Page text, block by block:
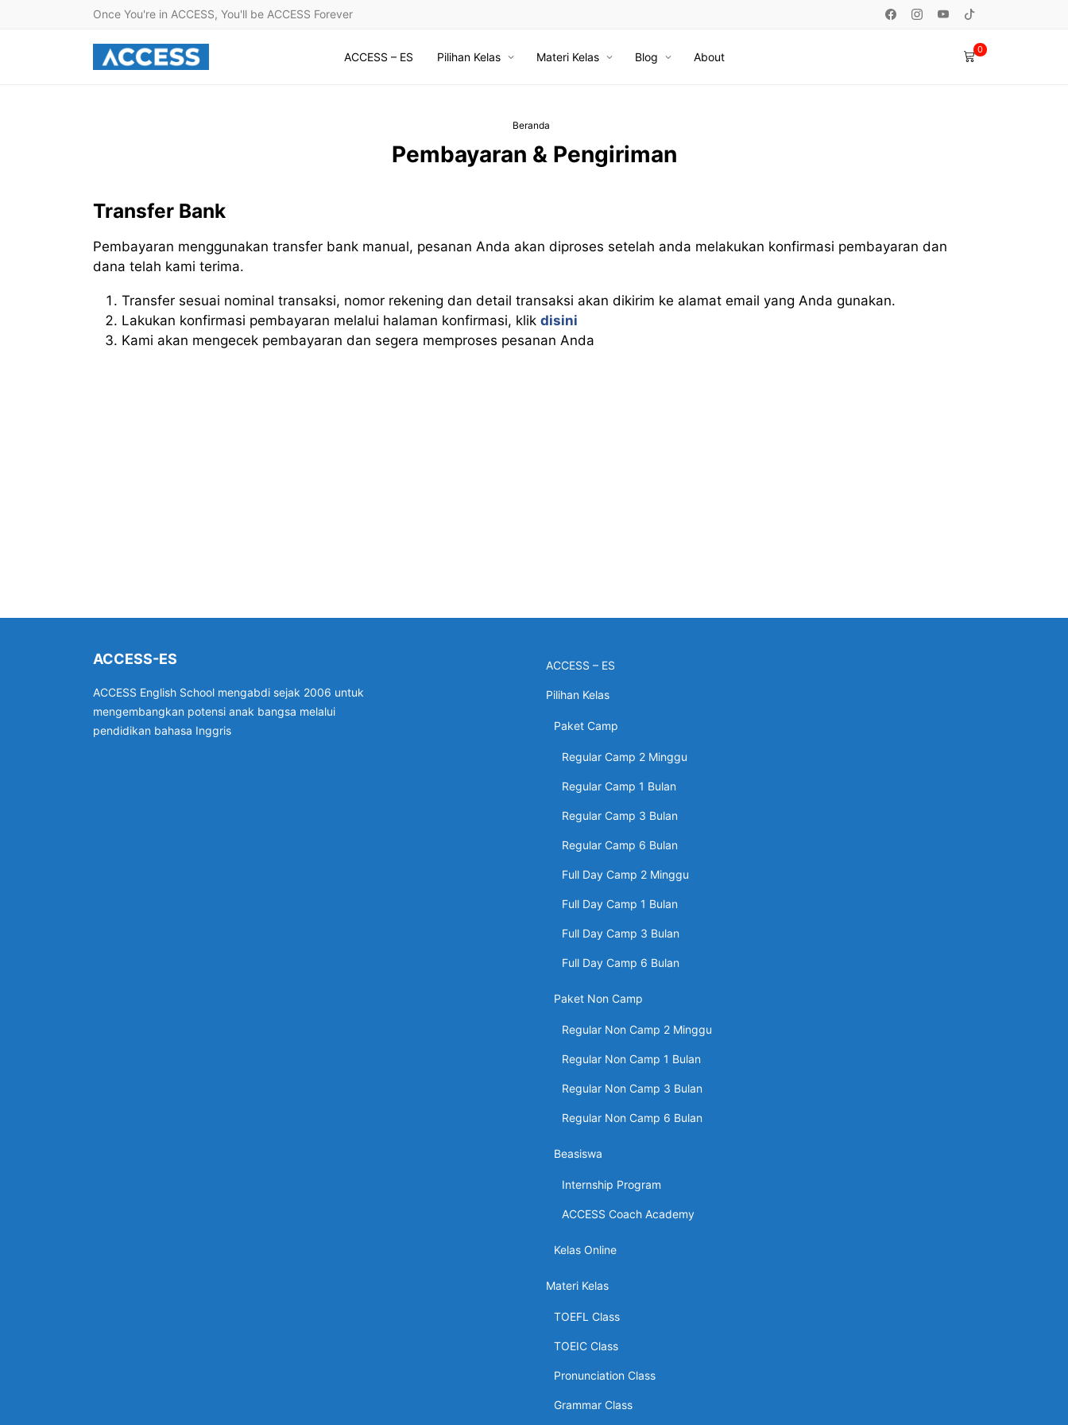
Once You're in ACCESS, You'll be ACCESS Forever
ACCESS – ES Pilihan Kelas Materi Kelas Blog About
0
Beranda
Pembayaran & Pengiriman
Transfer Bank
Pembayaran menggunakan transfer bank manual, pesanan Anda akan diproses setelah anda melakukan konfirmasi pembayaran dan
dana telah kami terima.
Transfer sesuai nominal transaksi, nomor rekening dan detail transaksi akan dikirim ke alamat email yang Anda gunakan.
Lakukan konfirmasi pembayaran melalui halaman konfirmasi, klikdisini
Kami akan mengecek pembayaran dan segera memproses pesanan Anda
ACCESS-ES
ACCESS English School mengabdi sejak 2006 untuk
mengembangkan potensi anak bangsa melalui
pendidikan bahasa Inggris
ACCESS – ES
Pilihan Kelas
Paket Camp
Regular Camp 2 Minggu
Regular Camp 1 Bulan
Regular Camp 3 Bulan
Regular Camp 6 Bulan
Full Day Camp 2 Minggu
Full Day Camp 1 Bulan
Full Day Camp 3 Bulan
Full Day Camp 6 Bulan
Paket Non Camp
Regular Non Camp 2 Minggu
Regular Non Camp 1 Bulan
Regular Non Camp 3 Bulan
Regular Non Camp 6 Bulan
Beasiswa
Internship Program
ACCESS Coach Academy
Kelas Online
Materi Kelas
TOEFL Class
TOEIC Class
Pronunciation Class
Grammar Class